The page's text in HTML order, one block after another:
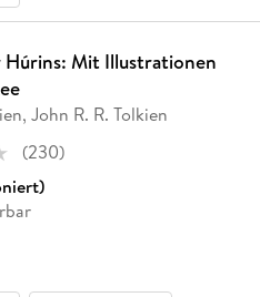
Húrins: Mit Illustrationen
John R. R. Tolkien
(230)